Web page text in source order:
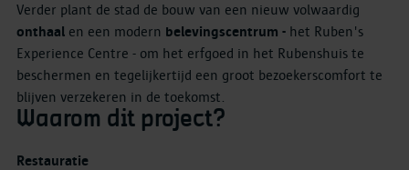
Verder plant de stad de bouw van een nieuw volwaardig
onthaal en een modern belevingscentrum - het Ruben's
Experience Centre - om het erfgoed in het Rubenshuis te
beschermen en tegelijkertijd een groot bezoekerscomfort te
blijven verzekeren in de toekomst.
Waarom dit project?
Restauratie